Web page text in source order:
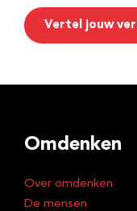
Vertel jouw
Omdenken
Over omdenken
De mensen